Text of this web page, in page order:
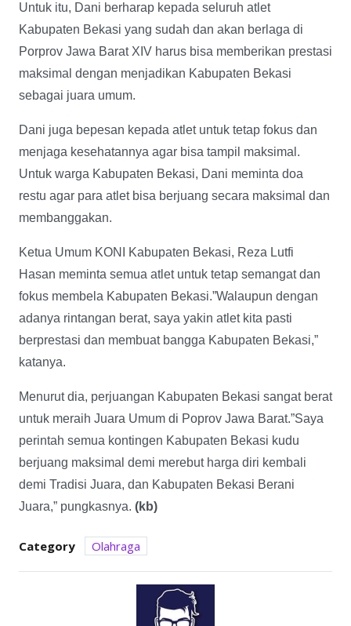
Untuk itu, Dani berharap kepada seluruh atlet
Kabupaten Bekasi yang sudah dan akan berlaga di
Porprov Jawa Barat XIV harus bisa memberikan prestasi
maksimal dengan menjadikan Kabupaten Bekasi
sebagai juara umum.
Dani juga bepesan kepada atlet untuk tetap fokus dan
menjaga kesehatannya agar bisa tampil maksimal.
Untuk warga Kabupaten Bekasi, Dani meminta doa
restu agar para atlet bisa berjuang secara maksimal dan
membanggakan.
Ketua Umum KONI Kabupaten Bekasi, Reza Lutfi
Hasan meminta semua atlet untuk tetap semangat dan
fokus membela Kabupaten Bekasi.”Walaupun dengan
adanya rintangan berat, saya yakin atlet kita pasti
berprestasi dan membuat bangga Kabupaten Bekasi,”
katanya.
Menurut dia, perjuangan Kabupaten Bekasi sangat berat
untuk meraih Juara Umum di Poprov Jawa Barat.”Saya
perintah semua kontingen Kabupaten Bekasi kudu
berjuang maksimal demi merebut harga diri kembali
demi Tradisi Juara, dan Kabupaten Bekasi Berani
Juara,” pungkasnya. (kb)
Category Olahraga